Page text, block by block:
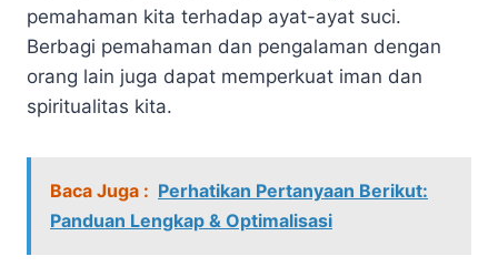
pemahaman kita terhadap ayat-ayat suci.
Berbagi pemahaman dan pengalaman dengan
orang lain juga dapat memperkuat iman dan
spiritualitas kita.
Baca Juga : Perhatikan Pertanyaan Berikut:
Panduan Lengkap & Optimalisasi